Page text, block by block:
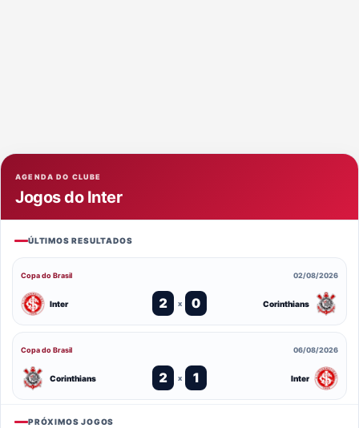
AGENDA DO CLUBE
Jogos do Inter
ÚLTIMOS RESULTADOS
Copa do Brasil 02/08/2026
Inter 2 x 0 Corinthians
Copa do Brasil 06/08/2026
Corinthians 2 x 1 Inter
PRÓXIMOS JOGOS